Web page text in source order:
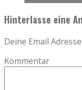
Hinterlasse eine
Deine Email
Kommentar